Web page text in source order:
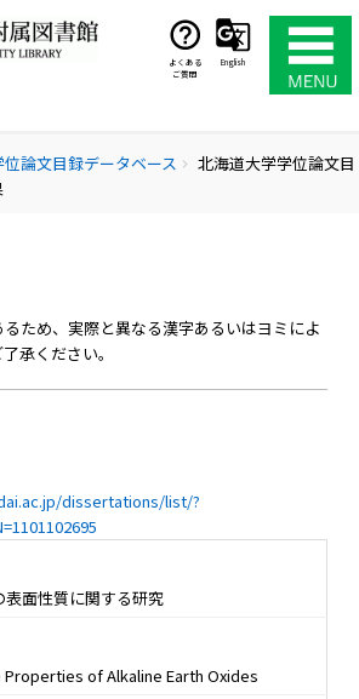
よくある
ご質問
English
論文目録データベース chevron_right
北海道大学学位論文目
ため、実際と異なる漢字あるいはヨミによ
承ください。
dissertations/list/?
面性質に関する研究
of Alkaline Earth Oxides